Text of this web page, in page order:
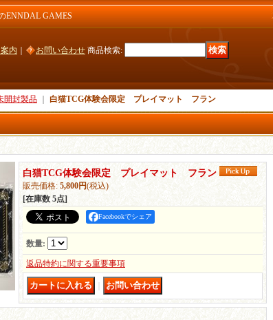
ENNDAL GAMES
内 お問い合わせ 商品検索:
開封製品 白猫TCG体験会限定 プレイマット フラン
白猫TCG体験会限定 プレイマット フラン
販売価格: 5,800円(税込)
[在庫数 5点]
Facebookでシェア
数量:
返品特約に関する重要事項